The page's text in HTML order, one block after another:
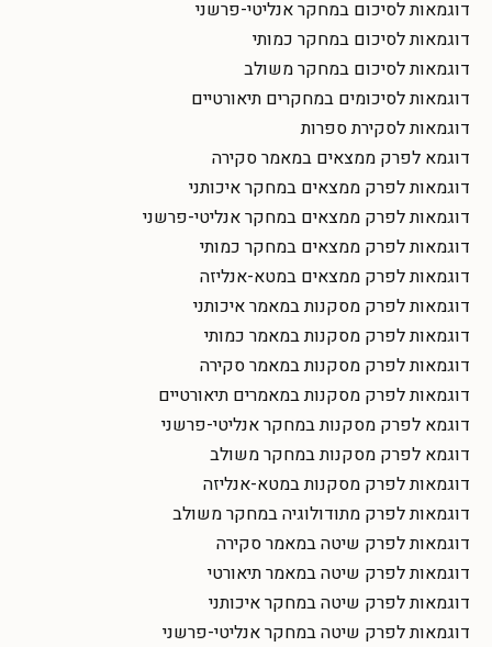
דוגמאות לסיכום במחקר אנליטי-פרשני
דוגמאות לסיכום במחקר כמותי
דוגמאות לסיכום במחקר משולב
דוגמאות לסיכומים במחקרים תיאורטיים
דוגמאות לסקירת ספרות
דוגמא לפרק ממצאים במאמר סקירה
דוגמאות לפרק ממצאים במחקר איכותני
דוגמאות לפרק ממצאים במחקר אנליטי-פרשני
דוגמאות לפרק ממצאים במחקר כמותי
דוגמאות לפרק ממצאים במטא-אנליזה
דוגמאות לפרק מסקנות במאמר איכותני
דוגמאות לפרק מסקנות במאמר כמותי
דוגמאות לפרק מסקנות במאמר סקירה
דוגמאות לפרק מסקנות במאמרים תיאורטיים
דוגמא לפרק מסקנות במחקר אנליטי-פרשני
דוגמא לפרק מסקנות במחקר משולב
דוגמאות לפרק מסקנות במטא-אנליזה
דוגמאות לפרק מתודולוגיה במחקר משולב
דוגמאות לפרק שיטה במאמר סקירה
דוגמאות לפרק שיטה במאמר תיאורטי
דוגמאות לפרק שיטה במחקר איכותני
דוגמאות לפרק שיטה במחקר אנליטי-פרשני